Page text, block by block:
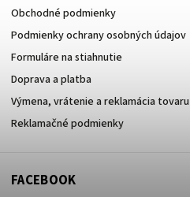
Obchodné podmienky
Podmienky ochrany osobných údajov
Formuláre na stiahnutie
Doprava a platba
Výmena, vrátenie a reklamácia tovaru
Reklamačné podmienky
FACEBOOK